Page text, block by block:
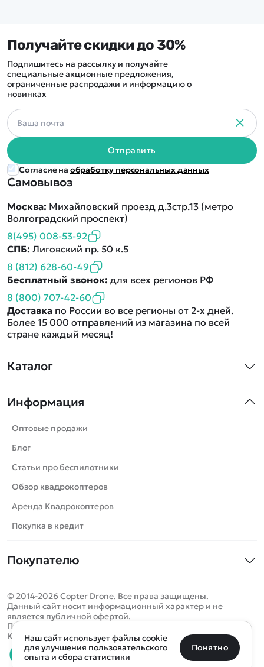
Каталог
Машинки
Танки
Вертолеты
Катера
Роботы
Самолеты
Сборные модели
Спецтехника
Игрушки
Запчасти для моделей
Бренды
Информация
Оптовые продажи
Блог
Статьи про беспилотники
Обзор квадрокоптеров
Аренда Квадрокоптеров
Покупка в кредит
Покупателю
Оплата и доставка
Помощь
Отследить заказ
Оплата на сайте
Самовывоз
Москва: Михайловский проезд д.3стр.13 (метро
Волгоградский проспект)
8(495) 008-53-92
СПБ: Лиговский пр. 50 к.5
8 (812) 628-60-49
Бесплатный звонок: для всех регионов РФ
8 (800) 707-42-60
Доставка по России во все регионы от 2-х дней.
Более 15 000 отправлений из магазина по всей
стране каждый месяц!
Получайте скидки до 30%
Подпишитесь на рассылку и получайте
специальные акционные предложения,
ограниченные распродажи и информацию о
новинках
Отправить
Согласие на обработку персональных данных
© 2014-2026 Copter Drone. Все права защищены.
Данный сайт носит информационный характер и не
является публичной офертой.
Политика конфиденциальности
Карта сайта
Определить местоположение
Санкт-Петербург Москва Майкоп Уфа
Наш сайт использует файлы cookie
для улучшения пользовательского
опыта и сбора статистики
Понятно